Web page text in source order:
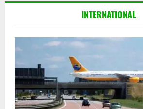
INTERNATIONAL